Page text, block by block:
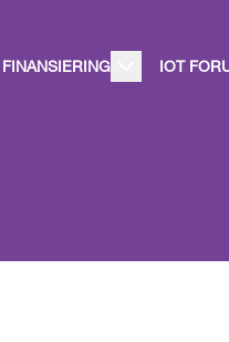
FINANSIERING IOT